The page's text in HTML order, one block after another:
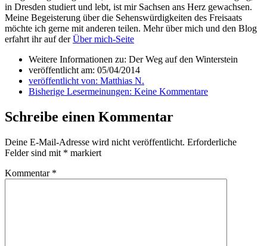
in Dresden studiert und lebt, ist mir Sachsen ans Herz gewachsen.
Meine Begeisterung über die Sehenswürdigkeiten des Freisaats
möchte ich gerne mit anderen teilen. Mehr über mich und den Blog
erfahrt ihr auf derÜber mich-Seite
Weitere Informationen zu: Der Weg auf den Winterstein
veröffentlicht am: 05/04/2014
veröffentlicht von: Matthias N.
Bisherige Lesermeinungen: Keine Kommentare
Schreibe einen Kommentar
Deine E-Mail-Adresse wird nicht veröffentlicht. Erforderliche
Felder sind mit * markiert
Kommentar *